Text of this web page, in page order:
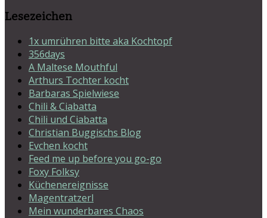
Lesezeichen
1x umrühren bitte aka Kochtopf
356days
A Maltese Mouthful
Arthurs Tochter kocht
Barbaras Spielwiese
Chili & Ciabatta
Chili und Ciabatta
Christian Buggischs Blog
Evchen kocht
Feed me up before you go-go
Foxy Folksy
Küchenereignisse
Magentratzerl
Mein wunderbares Chaos